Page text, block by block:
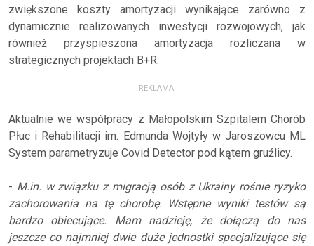
zwiększone koszty amortyzacji wynikające zarówno z
dynamicznie realizowanych inwestycji rozwojowych, jak
również przyspieszona amortyzacja rozliczana w
strategicznych projektach B+R.
REKLAMA:
Aktualnie we współpracy z Małopolskim Szpitalem Chorób
Płuc i Rehabilitacji im. Edmunda Wojtyły w Jaroszowcu ML
System parametryzuje Covid Detector pod kątem gruźlicy.
- M.in. w związku z migracją osób z Ukrainy rośnie ryzyko
zachorowania na tę chorobę. Wstępne wyniki testów są
bardzo obiecujące. Mam nadzieję, że dołączą do nas
jeszcze co najmniej dwie duże jednostki specjalizujące się